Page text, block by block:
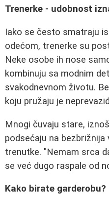
Trenerke - udobnost
Iako se često smatraju
odećom, trenerke su
Neke osobe ih nose
kombinuju sa modnim
svakodnevnom životu.
koju pružaju je
Mnogi čuvaju stare,
podsećaju na bezbrižnija
trenutke. "Nemam srca
se već dugo raspale od
Kako birate garderobu?